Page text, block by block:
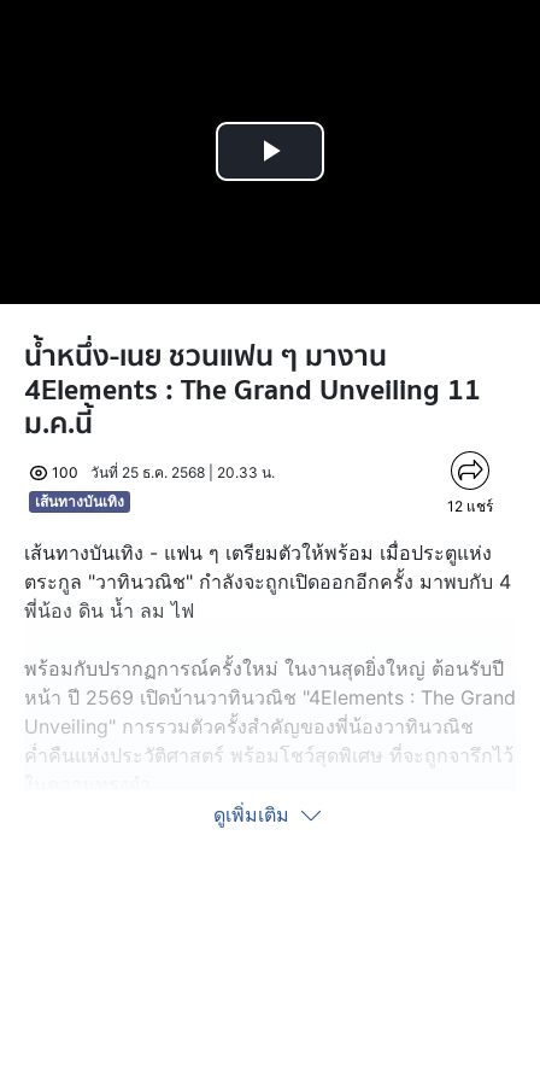
Play
น้ำหนึ่ง-เนย ชวนแฟน ๆ มางาน
4Elements : The Grand Unveiling 11
ม.ค.นี้
100
วันที่ 25 ธ.ค. 2568 | 20.33 น.
เส้นทางบันเทิง
12 แชร์
เส้นทางบันเทิง - แฟน ๆ เตรียมตัวให้พร้อม เมื่อประตูแห่ง
ตระกูล "วาทินวณิช" กำลังจะถูกเปิดออกอีกครั้ง มาพบกับ 4
พี่น้อง ดิน น้ำ ลม ไฟ
พร้อมกับปรากฏการณ์ครั้งใหม่ ในงานสุดยิ่งใหญ่ ต้อนรับปี
หน้า ปี 2569 เปิดบ้านวาทินวณิช "4Elements : The Grand
Unveiling" การรวมตัวครั้งสำคัญของพี่น้องวาทินวณิช
ค่ำคืนแห่งประวัติศาสตร์ พร้อมโชว์สุดพิเศษ ที่จะถูกจารึกไว้
ดูเพิ่มเติม